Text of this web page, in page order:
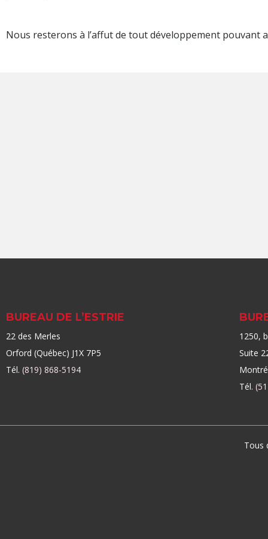
Nous resterons à l’affut de tout développement pouvant
BUREAU DE L’ESTRIE
22 des Merles
Orford (Québec) J1X 7P5
Tél. (819) 868-5194
1250,
Suite
Tél.
Tous